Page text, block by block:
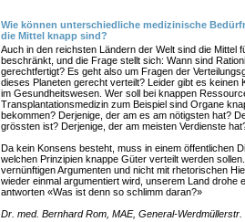
Wie können unterschiedliche medizinische
die Mittel knapp sind?
Auch in den reichsten Ländern der Welt sind die Mittel
beschränkt, und die Frage stellt sich: Wann sind
gerechtfertigt? Es geht also um Fragen der
dieses Planeten gerecht verteilt? Leider gibt es keinen
im Gesundheitswesen. Wer soll bei knappen
Transplantationsmedizin zum Beispiel sind Organe
bekommen? Derjenige, der am es am nötigsten hat?
grössten ist? Derjenige, der am meisten Verdienste
Da kein Konsens besteht, muss in einem öffentlichen
welchen Prinzipien knappe Güter verteilt werden
vernünftigen Argumenten und nicht mit rhetorischen
wieder einmal argumentiert wird, unserem Land drohe
antworten «Was ist denn so schlimm daran?»
Dr. med. Bernhard Rom, MAE, General-